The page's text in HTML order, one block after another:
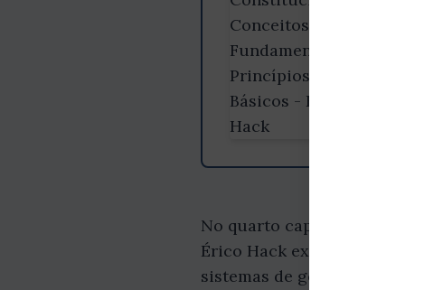
No quarto capítulo, o autor
Érico Hack explora as
sistemas de governo, como o